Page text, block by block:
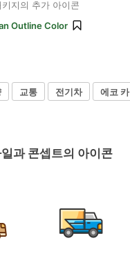
키지의 추가 아이콘
Outline Color
교통 전기차 에코 카
과 콘셉트의 아이콘